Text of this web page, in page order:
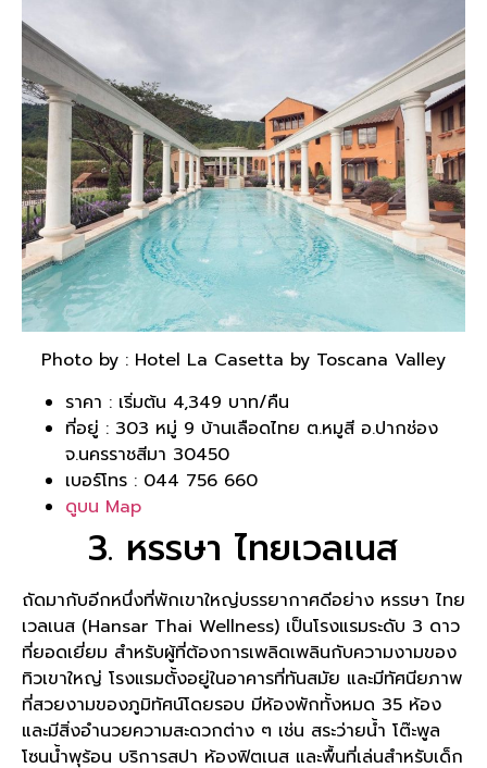
Photo by : Hotel La Casetta by Toscana Valley
ราคา : เริ่มต้น 4,349 บาท/คืน
ที่อยู่ : 303 หมู่ 9 บ้านเลือดไทย ต.หมูสี อ.ปากช่อง
จ.นครราชสีมา 30450
เบอร์โทร : 044 756 660
ดูบน Map
3. หรรษา ไทยเวลเนส
ถัดมากับอีกหนึ่งที่พักเขาใหญ่บรรยากาศดีอย่าง หรรษา ไทย
เวลเนส (Hansar Thai Wellness) เป็นโรงแรมระดับ 3 ดาว
ที่ยอดเยี่ยม สำหรับผู้ที่ต้องการเพลิดเพลินกับความงามของ
ทิวเขาใหญ่ โรงแรมตั้งอยู่ในอาคารที่ทันสมัย และมีทัศนียภาพ
ที่สวยงามของภูมิทัศน์โดยรอบ มีห้องพักทั้งหมด 35 ห้อง
และมีสิ่งอำนวยความสะดวกต่าง ๆ เช่น สระว่ายน้ำ โต๊ะพูล
โซนน้ำพุร้อน บริการสปา ห้องฟิตเนส และพื้นที่เล่นสำหรับเด็ก